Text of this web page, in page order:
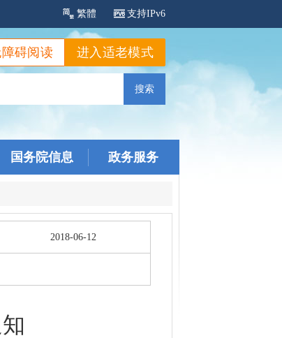
繁體 支持IPv6
进入适老模式
碍阅读
国务院信息 政务服务
2018-06-12